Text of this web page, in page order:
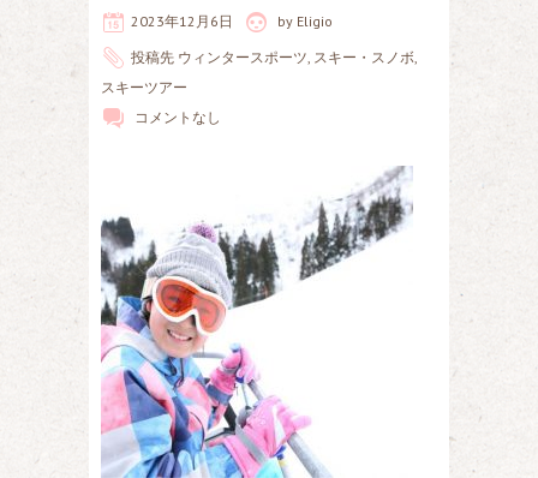
2023年12月6日 by Eligio
投稿先 ウィンタースポーツ, スキー・スノボ,
スキーツアー
コメントなし